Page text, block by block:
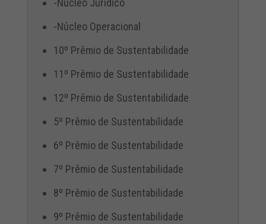
-Núcleo Jurídico
-Núcleo Operacional
10º Prêmio de Sustentabilidade
11º Prêmio de Sustentabilidade
12º Prêmio de Sustentabilidade
5º Prêmio de Sustentabilidade
6º Prêmio de Sustentabilidade
7º Prêmio de Sustentabilidade
8º Prêmio de Sustentabilidade
9º Prêmio de Sustentabilidade